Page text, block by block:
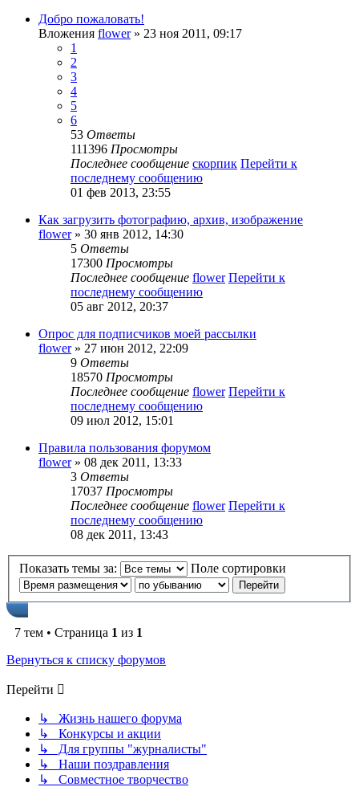
Добро пожаловать!
Вложения flower» 23 ноя 2011, 09:17
1
2
3
4
5
6
53 Ответы
111396 Просмотры
Последнее сообщение скорпик Перейти к
последнему сообщению
01 фев 2013, 23:55
Как загрузить фотографию, архив, изображение
flower» 30 янв 2012, 14:30
5 Ответы
17300 Просмотры
Последнее сообщение flower Перейти к
последнему сообщению
05 авг 2012, 20:37
Опрос для подписчиков моей рассылки
flower» 27 июн 2012, 22:09
9 Ответы
18570 Просмотры
Последнее сообщение flower Перейти к
последнему сообщению
09 июл 2012, 15:01
Правила пользования форумом
flower» 08 дек 2011, 13:33
3 Ответы
17037 Просмотры
Последнее сообщение flower Перейти к
последнему сообщению
08 дек 2011, 13:43
Показать темы за: Поле сортировки
7 тем • Страница 1 из 1
Вернуться к списку форумов
Перейти
↳ Жизнь нашего форума
↳ Конкурсы и акции
↳ Для группы "журналисты"
↳ Наши поздравления
↳ Совместное творчество